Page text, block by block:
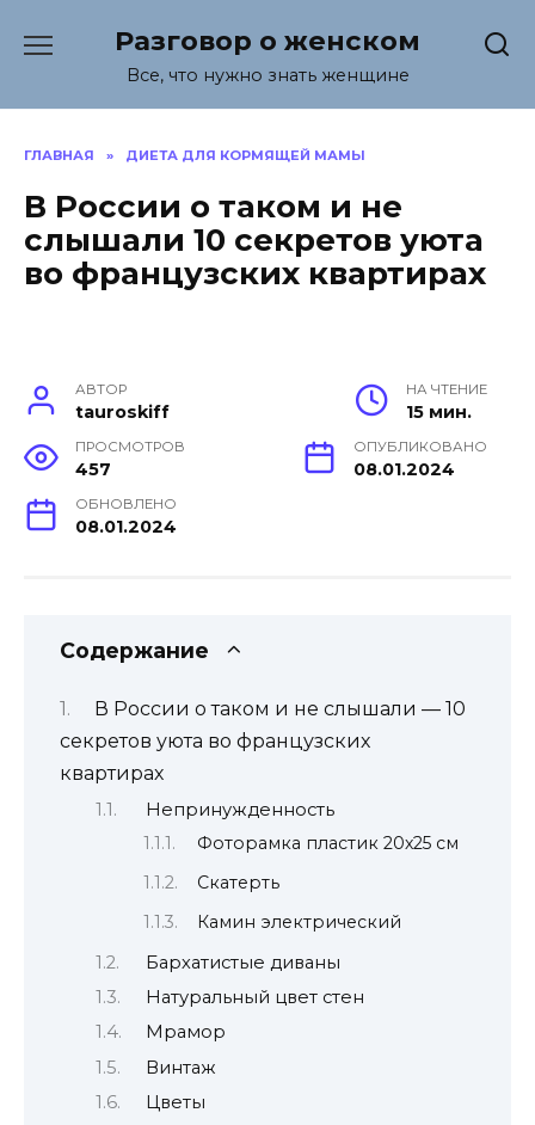
содержанию
Разговор о женском
Все, что нужно знать женщине
ГЛАВНАЯ » ДИЕТА ДЛЯ КОРМЯЩЕЙ МАМЫ
В России о таком и не
слышали 10 секретов уюта
во французских квартирах
АВТОР
tauroskiff
НА ЧТЕНИЕ
15 мин.
ПРОСМОТРОВ
457
ОПУБЛИКОВАНО
08.01.2024
ОБНОВЛЕНО
08.01.2024
Содержание
В России о таком и не слышали — 10
секретов уюта во французских
квартирах
Непринужденность
Фоторамка пластик 20х25 см
Скатерть
Камин электрический
Бархатистые диваны
Натуральный цвет стен
Мрамор
Винтаж
Цветы